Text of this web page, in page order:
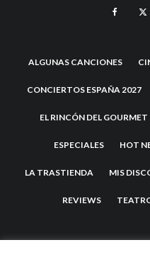
ALGUNAS CANCIONES
CONCIERTOS ESPAÑA 2027
EL RINCÓN DEL GOURMET
ESPECIALES HOT
LA TRASTIENDA MIS
REVIEWS